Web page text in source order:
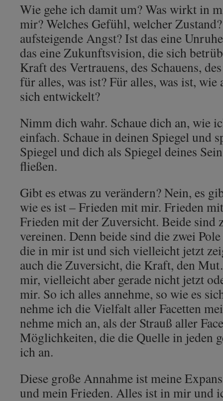
Wie gehe ich damit um? Was wirkt in
mir? Welches Gefühl, welcher
aufsteigende Angst? Ist das eine
das eine Zukunftsvision, die sich
Kraft des Vertrauens, des Schauens,
für alles, was ist? Für alles, was ist, wie
sich entwickelt?
Nimm dich wahr. Schaue dich an, wie
einfach. Schaue in deinen Spiegel und
Spiegel und dich als Spiegel deines
fließen.
Gibt es etwas zu verändern? Nein, es
wie es ist – Frieden mit mir. Frieden
Frieden mit der Zuversicht. Beide sind
vereinen. Denn beide sind die zwei
die in mir ist und sich vielleicht jetzt
auch die Zuversicht, die Kraft, den
mir, vielleicht aber gerade nicht jetzt
mir. So ich alles annehme, so wie es
nehme ich die Vielfalt aller Facetten
nehme mich an, als der Strauß aller
Möglichkeiten, die die Quelle in jeden
ich an.
Diese große Annahme ist meine
und mein Frieden. Alles ist in mir und